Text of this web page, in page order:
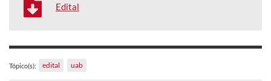
Edital
Tópico(s): edital uab